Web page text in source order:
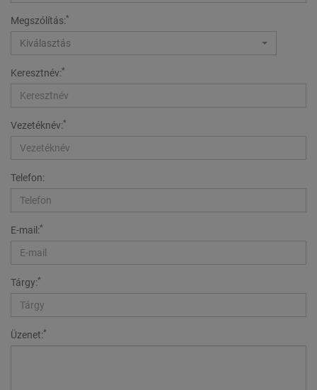
Megszólítás:*
Kiválasztás
Keresztnév:*
Vezetéknév:*
Telefon:
E-mail:*
Tárgy:*
Üzenet:*